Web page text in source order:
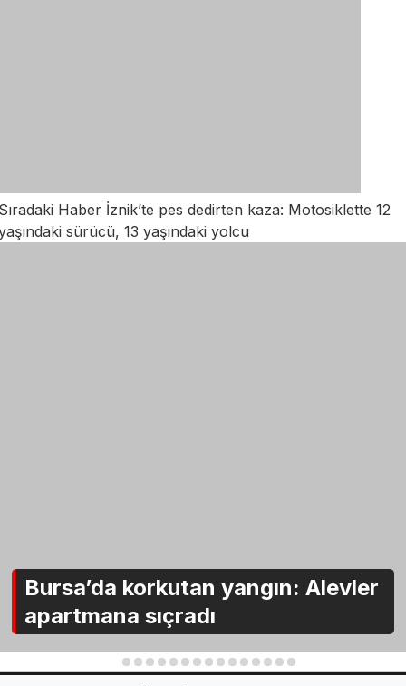
Haber İznik’te pes dedirten kaza: Motosiklette 12
sürücü, 13 yaşındaki yolcu
Bursa’da korkutan yangın: Alevler
apartmana sıçradı
2 3 4 5 6 7 8 9 10 11 12 13 14 15